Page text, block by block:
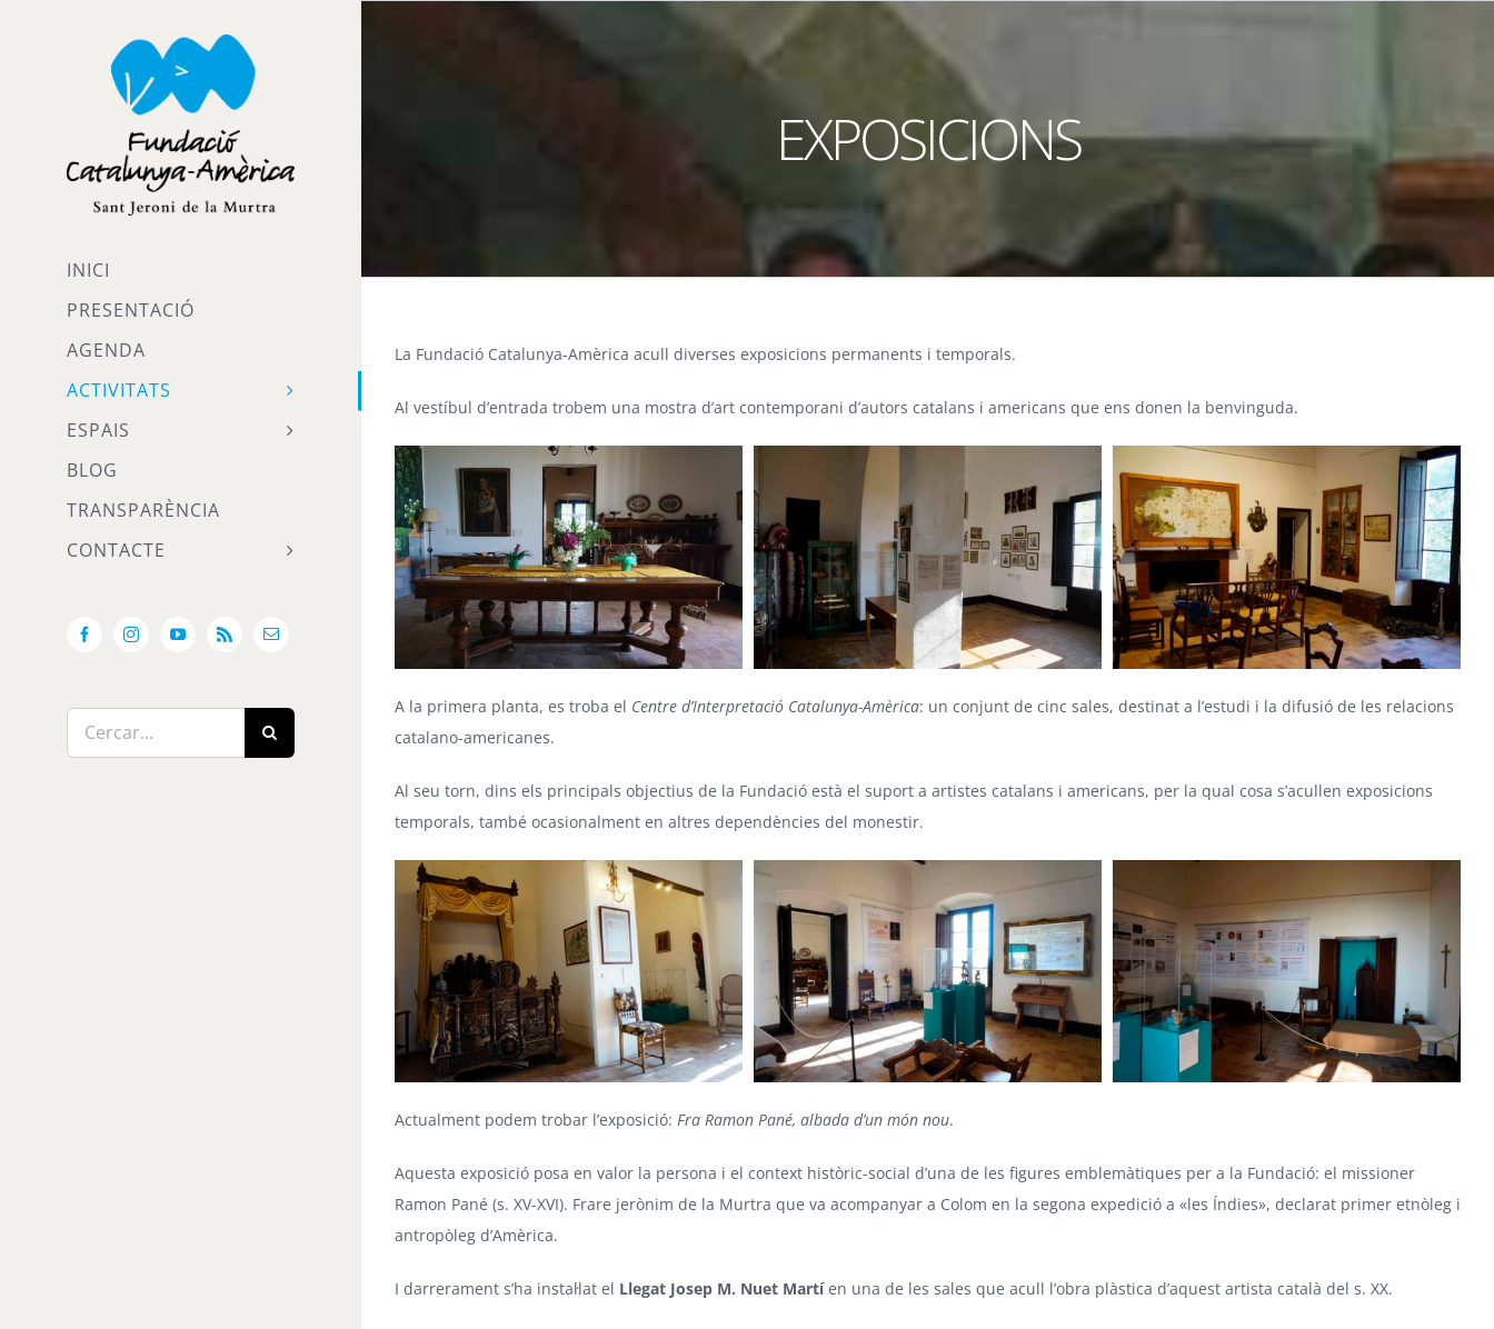
INICI
PRESENTACIÓ
AGENDA
ACTIVITATS
ESPAIS
BLOG
TRANSPARÈNCIA
CONTACTE
FacebookInstagramYouTube
Rss Email:
Cerca
…
EXPOSICIONS
La Fundació Catalunya-Amèrica acull diverses exposicions permanents i temporals.
Al vestíbul d’entrada trobem una mostra d’art contemporani d’autors catalans i americans que ens donen la benvinguda.
A la primera planta, es troba el Centre d’Interpretació Catalunya-Amèrica: un conjunt de cinc sales, destinat a l’estudi i la difusió de les relacions
catalano-americanes.
Al seu torn, dins els principals objectius de la Fundació està el suport a artistes catalans i americans, per la qual cosa s’acullen exposicions
temporals, també ocasionalment en altres dependències del monestir.
Actualment podem trobar l’exposició: Fra Ramon Pané, albada d’un món nou.
Aquesta exposició posa en valor la persona i el context històric-social d’una de les figures emblemàtiques per a la Fundació: el missioner
Ramon Pané (s. XV-XVI). Frare jerònim de la Murtra que va acompanyar a Colom en la segona expedició a «les Índies», declarat primer etnòleg i
antropòleg d’Amèrica.
I darrerament s’ha instal·lat el Llegat Josep M. Nuet Martíen una de les sales que acull l’obra plàstica d’aquest artista català del s. XX.